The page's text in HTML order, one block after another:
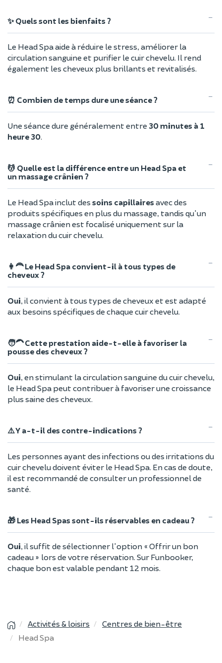
✨ Quels sont les bienfaits ?
Le Head Spa aide à réduire le stress, améliorer la
circulation sanguine et purifier le cuir chevelu. Il rend
également les cheveux plus brillants et revitalisés.
⏰ Combien de temps dure une séance ?
Une séance dure généralement entre 30 minutes à 1
heure 30.
💆 Quelle est la différence entre un Head Spa et
un massage crânien ?
Le Head Spa inclut des soins capillairesavec des
produits spécifiques en plus du massage, tandis qu'un
massage crânien est focalisé uniquement sur la
relaxation du cuir chevelu.
👩‍🦰 Le Head Spa convient-il à tous types de
cheveux ?
Oui, il convient à tous types de cheveux et est adapté
aux besoins spécifiques de chaque cuir chevelu.
🧑‍🦱 Cette prestation aide-t-elle à favoriser la
pousse des cheveux ?
Oui, en stimulant la circulation sanguine du cuir chevelu,
le Head Spa peut contribuer à favoriser une croissance
plus saine des cheveux.
⚠️ Y a-t-il des contre-indications ?
Les personnes ayant des infections ou des irritations du
cuir chevelu doivent éviter le Head Spa. En cas de doute,
il est recommandé de consulter un professionnel de
santé.
🎁 Les Head Spas sont-ils réservables en cadeau ?
Oui, il suffit de sélectionner l'option « Offrir un bon
cadeau » lors de votre réservation. Sur Funbooker,
chaque bon est valable pendant 12 mois.
Activités & loisirs
Centres de bien-être
Head Spa